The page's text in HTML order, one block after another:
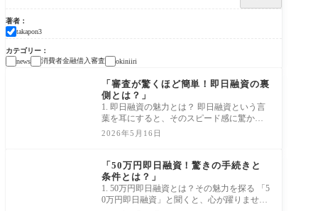
著者
takapon3
カテゴリー
news
消費者金融借入審査 okiniiri
「審査が驚くほど簡単！即日融資の裏
側とは？」
1. 即日融資の魅力とは？ 即日融資という言
葉を耳にすると、そのスピード感に驚かさ
れる方も多いでしょう。「お金がすぐに手
2026年5月16日
「50万円即日融資！驚きの手続きと
条件とは？」
1. 50万円即日融資とは？その魅力を探る 「5
0万円即日融資」と聞くと、心が躍りません